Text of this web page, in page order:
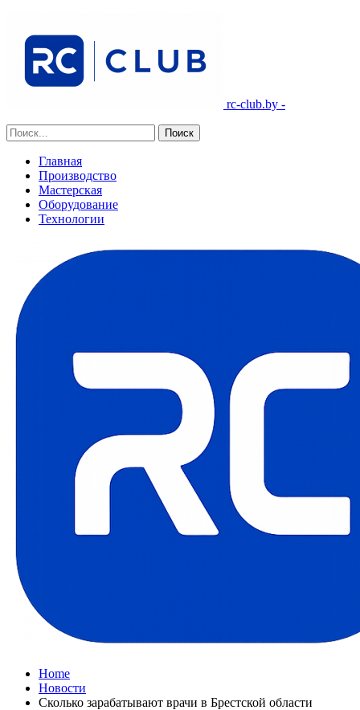
rc-club.by -
Главная
Производство
Мастерская
Оборудование
Технологии
Home
Новости
Сколько зарабатывают врачи в Брестской области